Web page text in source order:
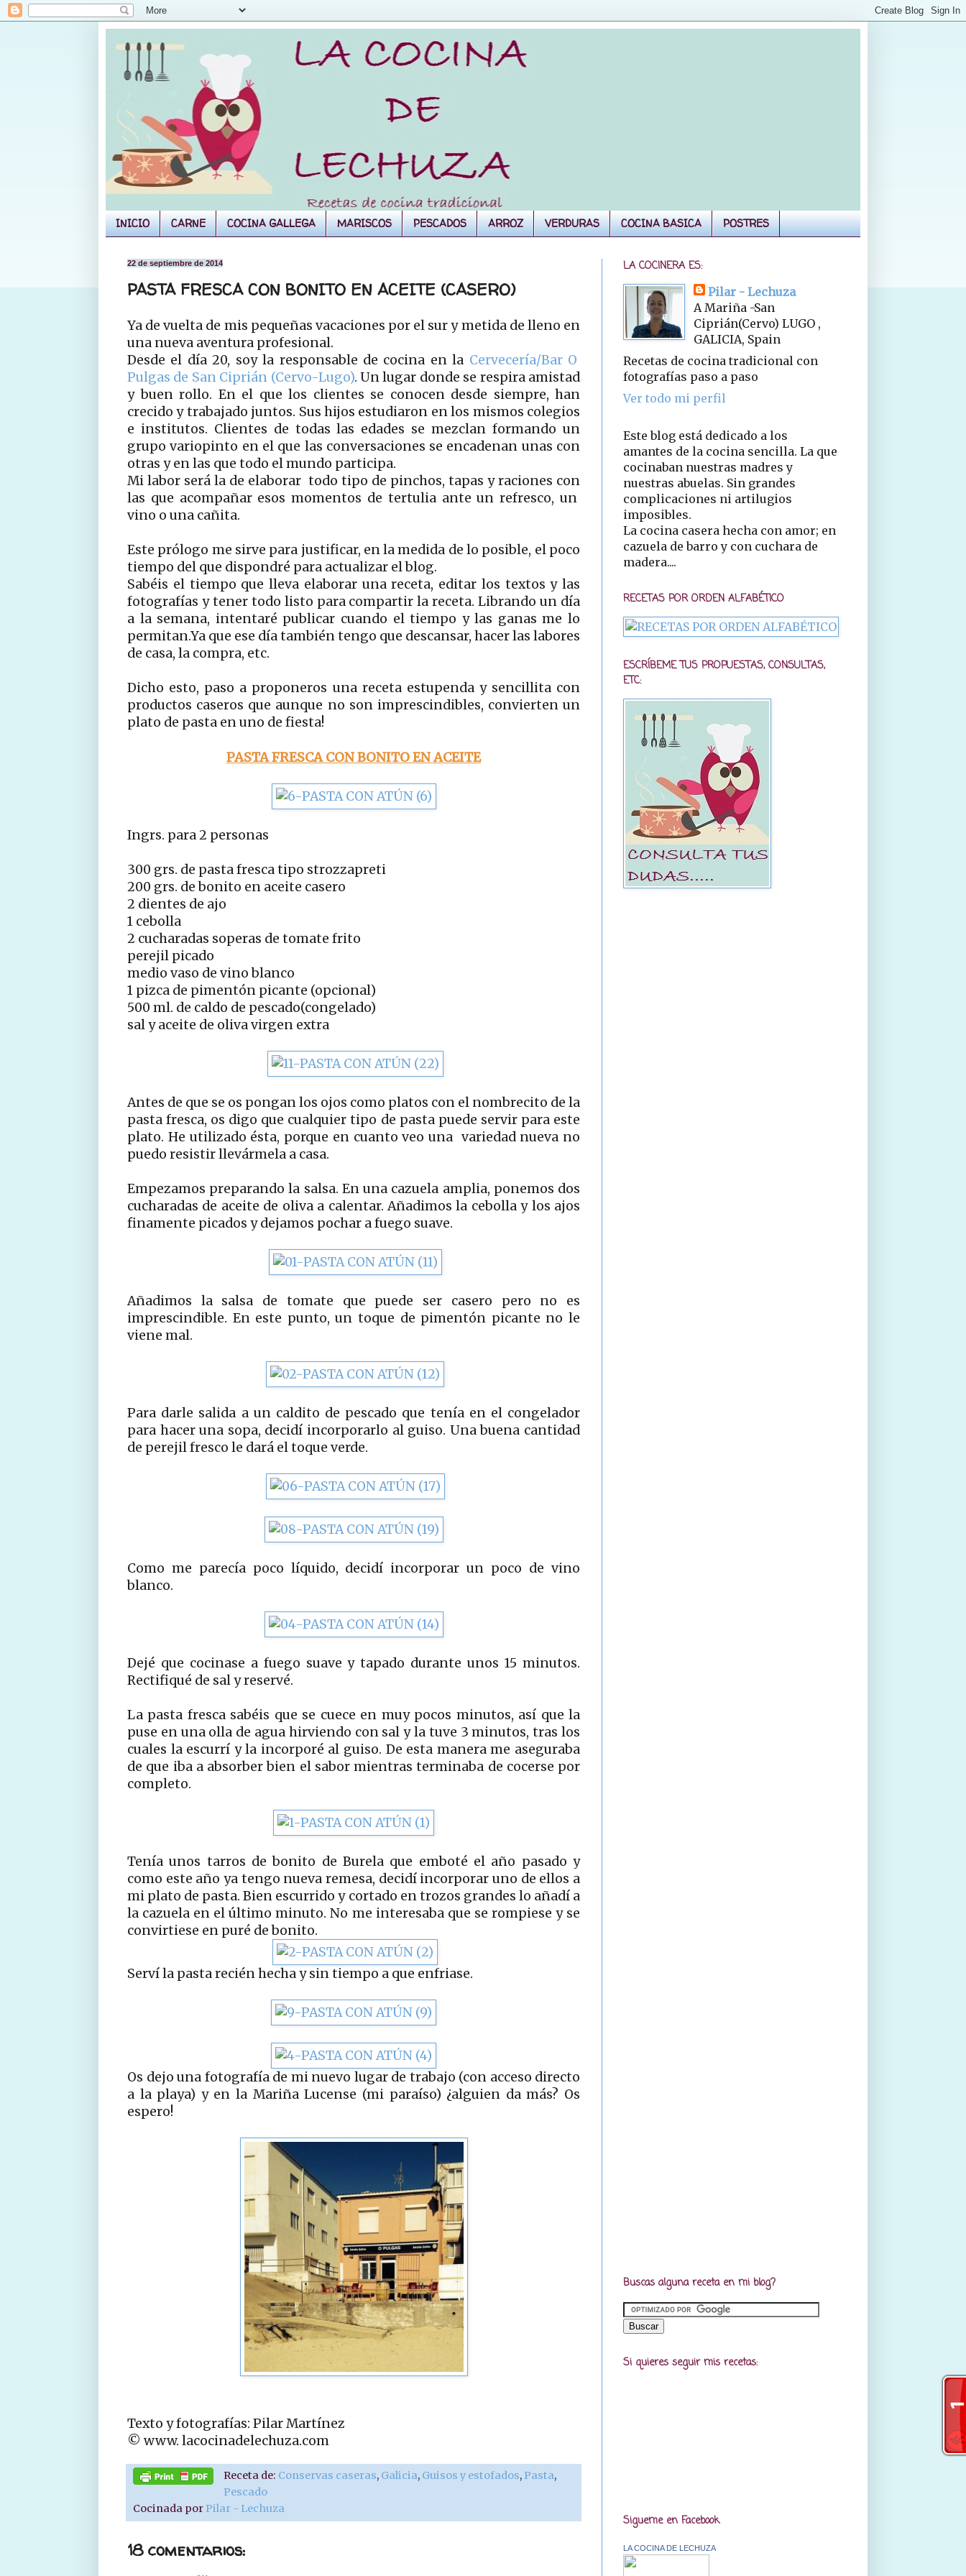
INICIO CARNE COCINA GALLEGA MARISCOS PESCADOS ARROZ VERDURAS COCINA BASICA POSTRES
22 de septiembre de 2014
PASTA FRESCA CON BONITO EN ACEITE (CASERO)
Ya de vuelta de mis pequeñas vacaciones por el sur y metida de lleno en
una nueva aventura profesional.
Desde el día 20, soy la responsable de cocina en la Cervecería/Bar O
Pulgas de San Ciprián (Cervo-Lugo). Un lugar donde se respira amistad
y buen rollo. En el que los clientes se conocen desde siempre, han
crecido y trabajado juntos. Sus hijos estudiaron en los mismos colegios
e institutos. Clientes de todas las edades se mezclan formando un
grupo variopinto en el que las conversaciones se encadenan unas con
otras y en las que todo el mundo participa.
Mi labor será la de elaborar todo tipo de pinchos, tapas y raciones con
las que acompañar esos momentos de tertulia ante un refresco, un
vino o una cañita.
Este prólogo me sirve para justificar, en la medida de lo posible, el poco
tiempo del que dispondré para actualizar el blog.
Sabéis el tiempo que lleva elaborar una receta, editar los textos y las
fotografías y tener todo listo para compartir la receta. Librando un día
a la semana, intentaré publicar cuando el tiempo y las ganas me lo
permitan.Ya que ese día también tengo que descansar, hacer las labores
de casa, la compra, etc.
Dicho esto, paso a proponeros una receta estupenda y sencillita con
productos caseros que aunque no son imprescindibles, convierten un
plato de pasta en uno de fiesta!
PASTA FRESCA CON BONITO EN ACEITE
Ingrs. para 2 personas
300 grs. de pasta fresca tipo strozzapreti
200 grs. de bonito en aceite casero
2 dientes de ajo
1 cebolla
2 cucharadas soperas de tomate frito
perejil picado
medio vaso de vino blanco
1 pizca de pimentón picante (opcional)
500 ml. de caldo de pescado(congelado)
sal y aceite de oliva virgen extra
Antes de que se os pongan los ojos como platos con el nombrecito de la
pasta fresca, os digo que cualquier tipo de pasta puede servir para este
plato. He utilizado ésta, porque en cuanto veo una variedad nueva no
puedo resistir llevármela a casa.
Empezamos preparando la salsa. En una cazuela amplia, ponemos dos
cucharadas de aceite de oliva a calentar. Añadimos la cebolla y los ajos
finamente picados y dejamos pochar a fuego suave.
Añadimos la salsa de tomate que puede ser casero pero no es
imprescindible. En este punto, un toque de pimentón picante no le
viene mal.
Para darle salida a un caldito de pescado que tenía en el congelador
para hacer una sopa, decidí incorporarlo al guiso. Una buena cantidad
de perejil fresco le dará el toque verde.
Como me parecía poco líquido, decidí incorporar un poco de vino
blanco.
Dejé que cocinase a fuego suave y tapado durante unos 15 minutos.
Rectifiqué de sal y reservé.
La pasta fresca sabéis que se cuece en muy pocos minutos, así que la
puse en una olla de agua hirviendo con sal y la tuve 3 minutos, tras los
cuales la escurrí y la incorporé al guiso. De esta manera me aseguraba
de que iba a absorber bien el sabor mientras terminaba de cocerse por
completo.
Tenía unos tarros de bonito de Burela que emboté el año pasado y
como este año ya tengo nueva remesa, decidí incorporar uno de ellos a
mi plato de pasta. Bien escurrido y cortado en trozos grandes lo añadí a
la cazuela en el último minuto. No me interesaba que se rompiese y se
convirtiese en puré de bonito.
Serví la pasta recién hecha y sin tiempo a que enfriase.
Os dejo una fotografía de mi nuevo lugar de trabajo (con acceso directo
a la playa) y en la Mariña Lucense (mi paraíso) ¿alguien da más? Os
espero!
Texto y fotografías: Pilar Martínez
© www. lacocinadelechuza.com
Receta de: Conservas caseras, Galicia, Guisos y estofados, Pasta,
Pescado
Cocinada por Pilar - Lechuza
18 comentarios:
LA COCINERA ES:
Pilar - Lechuza
A Mariña -San
Ciprián(Cervo) LUGO ,
GALICIA, Spain
Recetas de cocina tradicional con
fotografías paso a paso
Ver todo mi perfil
Este blog está dedicado a los
amantes de la cocina sencilla. La que
cocinaban nuestras madres y
nuestras abuelas. Sin grandes
complicaciones ni artilugios
imposibles.
La cocina casera hecha con amor; en
cazuela de barro y con cuchara de
madera....
RECETAS POR ORDEN ALFABÉTICO
ESCRÍBEME TUS PROPUESTAS, CONSULTAS,
ETC:
Buscas alguna receta en mi blog?
Si quieres seguir mis recetas:
Sigueme en Facebook
LA COCINA DE LECHUZA